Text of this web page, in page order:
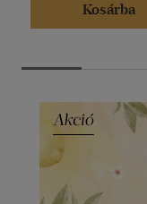
Kosárba